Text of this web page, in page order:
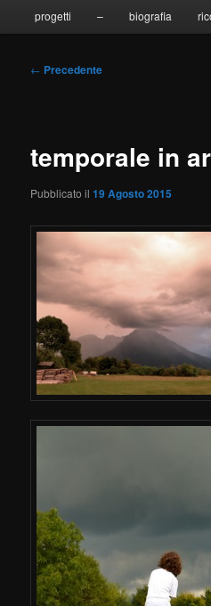
progetti – biografia
Navigazione
← Precedente
temporale in
Pubblicato il19 Agosto 2015